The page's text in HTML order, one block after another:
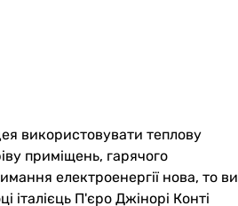
використовувати теплову
приміщень, гарячого
електроенергії нова, то ви
італієць П'єро Джінорі Конті